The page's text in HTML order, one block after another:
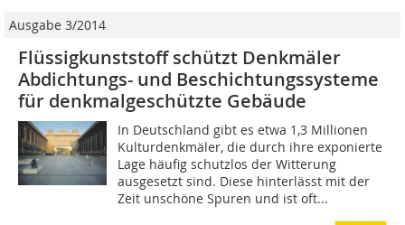
Ausgabe 3/2014
Flüssigkunststoff schützt Denkmäler
Abdichtungs- und Beschichtungssysteme
für denkmalgeschützte Gebäude
In Deutschland gibt es etwa 1,3 Millionen
Kulturdenkmäler, die durch ihre exponierte
Lage häufig schutzlos der Witterung
ausgesetzt sind. Diese hinterlässt mit der
Zeit unschöne Spuren und ist oft...